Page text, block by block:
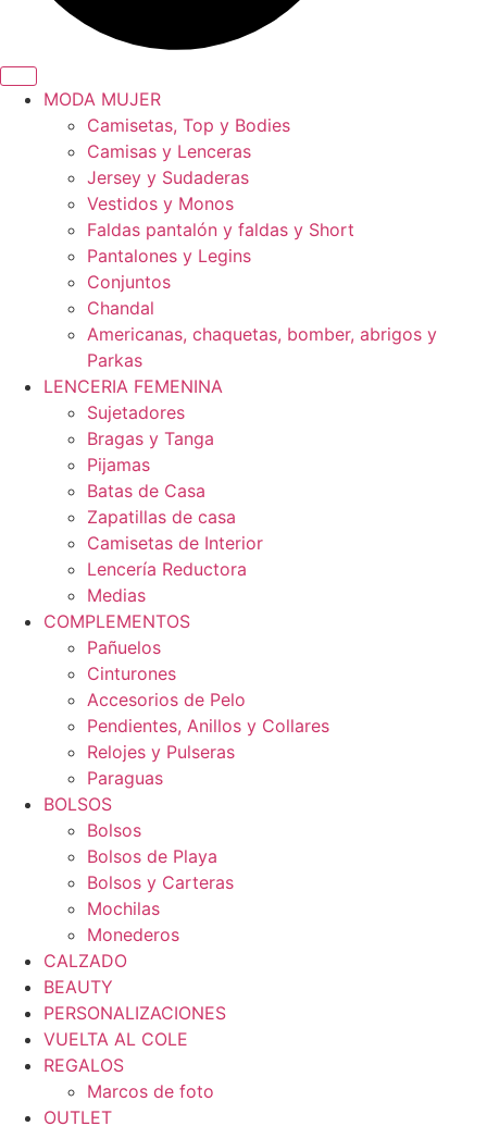
MODA MUJER
Camisetas, Top y Bodies
Camisas y Lenceras
Jersey y Sudaderas
Vestidos y Monos
Faldas pantalón y faldas y Short
Pantalones y Legins
Conjuntos
Chandal
Americanas, chaquetas, bomber, abrigos y
Parkas
LENCERIA FEMENINA
Sujetadores
Bragas y Tanga
Pijamas
Batas de Casa
Zapatillas de casa
Camisetas de Interior
Lencería Reductora
Medias
COMPLEMENTOS
Pañuelos
Cinturones
Accesorios de Pelo
Pendientes, Anillos y Collares
Relojes y Pulseras
Paraguas
BOLSOS
Bolsos
Bolsos de Playa
Bolsos y Carteras
Mochilas
Monederos
CALZADO
BEAUTY
PERSONALIZACIONES
VUELTA AL COLE
REGALOS
Marcos de foto
OUTLET